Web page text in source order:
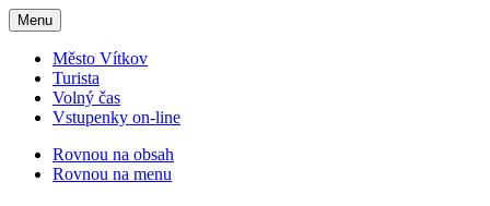
Otevřit
navigaci
Menu
Město Vítkov
Turista
Volný čas
Vstupenky on-line
Rovnou na obsah
Rovnou na menu